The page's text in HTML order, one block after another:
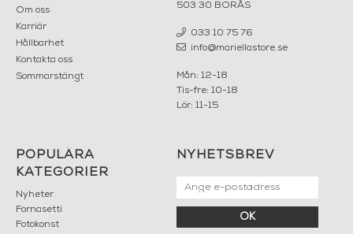
Om oss
Karriär
Hållbarhet
Kontakta oss
Sommarstängt
503 30 BORÅS
033 10 75 76
info@mariellastore.se
Mån: 12-18
Tis-fre: 10-18
Lör: 11-15
POPULÄRA
KATEGORIER
Nyheter
Fornasetti
Fotokonst
NYHETSBREV
OK